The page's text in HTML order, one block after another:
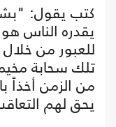
كتب يقول:
يقدره الناس
للعبور من
تلك سحابة
من الزمن أخذاً
يحق لهم